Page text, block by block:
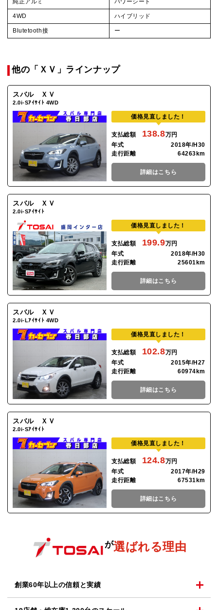
純正アルミ パワーシート
4WD ハイブリッド
Blutetooth接 ー
他の「ＸＶ」ラインナップ
スバル ＸＶ
2.0i-Sｱｲｻｲﾄ 4WD
価格見直しました！
支払総額 138.8万円
年式
2018年/H30
走行距離
64263km
詳細はこちら
スバル ＸＶ
2.0i-Sｱｲｻｲﾄ
価格見直しました！
支払総額 199.9万円
年式
2018年/H30
走行距離
25601km
詳細はこちら
スバル ＸＶ
2.0i-Lｱｲｻｲﾄ 4WD
価格見直しました！
支払総額 102.8万円
年式
2015年/H27
走行距離
60974km
詳細はこちら
スバル ＸＶ
2.0i-Sｱｲｻｲﾄ
価格見直しました！
支払総額 124.8万円
年式
2017年/H29
走行距離
67531km
詳細はこちら
が選ばれる理由
創業60年以上の信頼と実績